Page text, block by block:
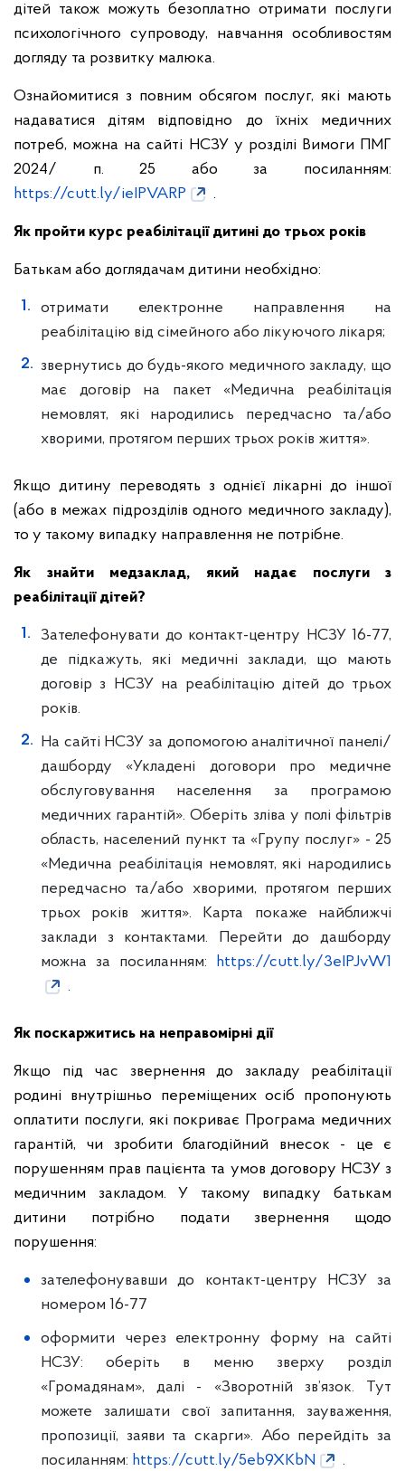
дітей також можуть безоплатно отримати послуги
психологічного супроводу, навчання особливостям
догляду та розвитку малюка.
Ознайомитися з повним обсягом послуг, які мають
надаватися дітям відповідно до їхніх медичних
потреб, можна на сайті НСЗУ у розділі Вимоги ПМГ
2024/ п. 25 або за посиланням:
https://cutt.ly/ieIPVARP
.
Як пройти курс реабілітації дитині до трьох років
Батькам або доглядачам дитини необхідно:
отримати електронне направлення на
реабілітацію від сімейного або лікуючого лікаря;
звернутись до будь-якого медичного закладу, що
має договір на пакет «Медична реабілітація
немовлят, які народились передчасно та/або
хворими, протягом перших трьох років життя».
Якщо дитину переводять з однієї лікарні до іншої
(або в межах підрозділів одного медичного закладу),
то у такому випадку направлення не потрібне.
Як знайти медзаклад, який надає послуги з
реабілітації дітей?
Зателефонувати до контакт-центру НСЗУ 16-77,
де підкажуть, які медичні заклади, що мають
договір з НСЗУ на реабілітацію дітей до трьох
років.
На сайті НСЗУ за допомогою аналітичної панелі/
дашборду «Укладені договори про медичне
обслуговування населення за програмою
медичних гарантій». Оберіть зліва у полі фільтрів
область, населений пункт та «Групу послуг» - 25
«Медична реабілітація немовлят, які народились
передчасно та/або хворими, протягом перших
трьох років життя». Карта покаже найближчі
заклади з контактами. Перейти до дашборду
можна за посиланням: https://cutt.ly/3eIPJvW1
.
Як поскаржитись на неправомірні дії
Якщо під час звернення до закладу реабілітації
родині внутрішньо переміщених осіб пропонують
оплатити послуги, які покриває Програма медичних
гарантій, чи зробити благодійний внесок - це є
порушенням прав пацієнта та умов договору НСЗУ з
медичним закладом. У такому випадку батькам
дитини потрібно подати звернення щодо
порушення:
зателефонувавши до контакт-центру НСЗУ за
номером 16-77
оформити через електронну форму на сайті
НСЗУ: оберіть в меню зверху розділ
«Громадянам», далі - «Зворотній зв’язок. Тут
можете залишати свої запитання, зауваження,
пропозиції, заяви та скарги». Або перейдіть за
посиланням: https://cutt.ly/5eb9XKbN .